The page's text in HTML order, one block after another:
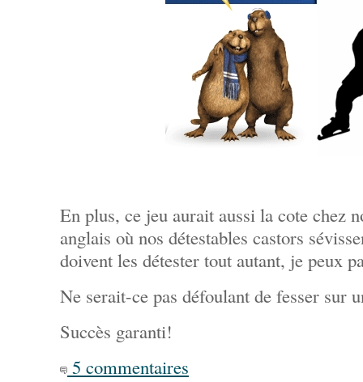
En plus, ce jeu aurait aussi la cote chez
anglais où nos détestables castors
doivent les détester tout autant, je peux
Ne serait-ce pas défoulant de fesser sur
Succès garanti!
5 commentaires